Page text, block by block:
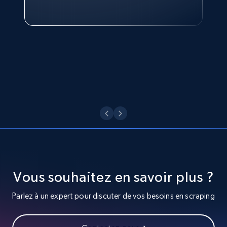
URL, Title, Youtuber, Youtuber md5, Video url,
Youtube - Videos posts - Collect YouTube
Philippines Inc.
Vous souhaitez en savoir plus ?
Parlez à un expert pour discuter de vos besoins en scraping